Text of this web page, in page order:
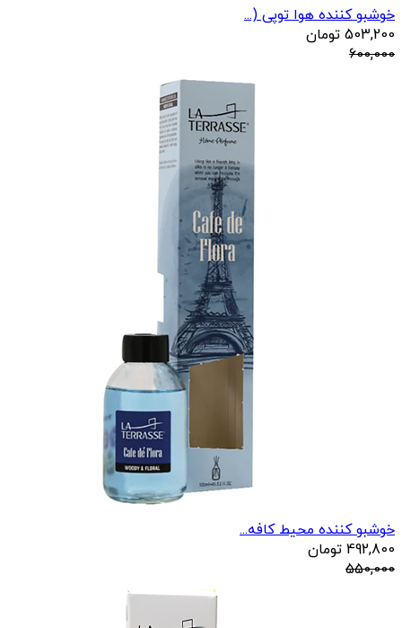
خوشبو کننده هوا توپی (...
503,200 تومان
600,000
خوشبو کننده محیط کافه...
492,800 تومان
550,000